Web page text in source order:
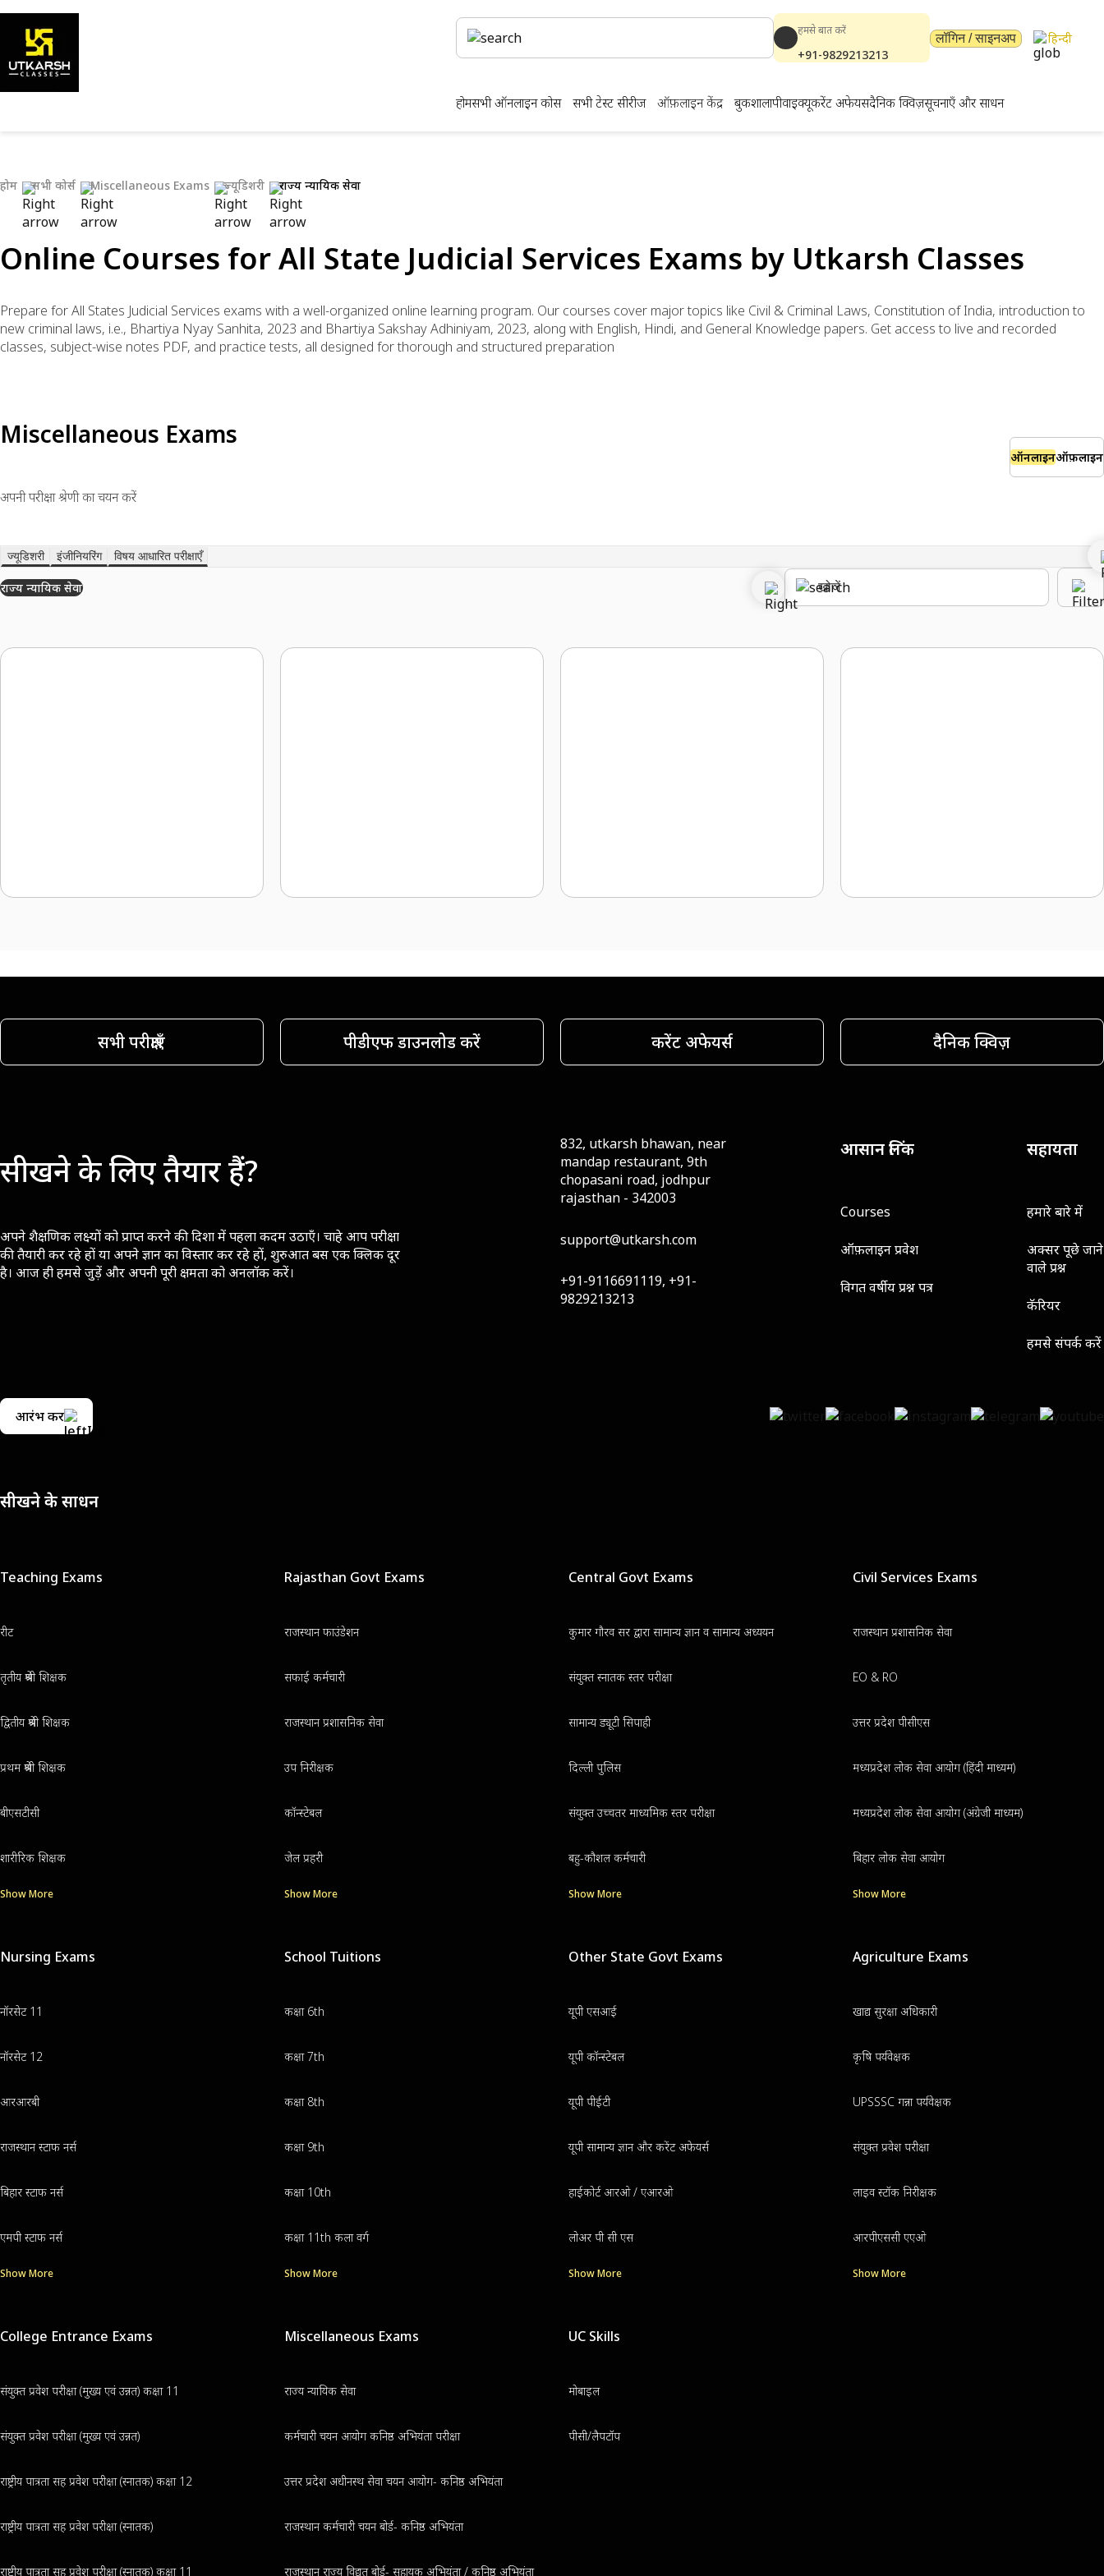
हमसे बात करें
+91-9829213213
लॉगिन / साइनअप हिन्दी
होमसभी ऑनलाइन कोर्स सभी टेस्ट सीरीज ऑफ़लाइन केंद्र बुकशालापीवाईक्यूकरेंट अफेयर्सदैनिक क्विज़सूचनाएँ और साधन
होम सभी कोर्स Miscellaneous Exams ज्यूडिशरी राज्य न्यायिक सेवा
Online Courses for All State Judicial Services Exams by Utkarsh Classes
Prepare for All States Judicial Services exams with a well-organized online learning program. Our courses cover major topics like Civil & Criminal Laws, Constitution of India, introduction to
new criminal laws, i.e., Bhartiya Nyay Sanhita, 2023 and Bhartiya Sakshay Adhiniyam, 2023, along with English, Hindi, and General Knowledge papers. Get access to live and recorded
classes, subject-wise notes PDF, and practice tests, all designed for thorough and structured preparation
Miscellaneous Exams
अपनी परीक्षा श्रेणी का चयन करें
ऑनलाइनऑफ़लाइन
ज्यूडिशरी इंजीनियरिंग विषय आधारित परीक्षाएँ
राज्य न्यायिक सेवा
सभी परीक्षाएँ पीडीएफ डाउनलोड करें करेंट अफेयर्स दैनिक क्विज़
सीखने के लिए तैयार हैं?
अपने शैक्षणिक लक्ष्यों को प्राप्त करने की दिशा में पहला कदम उठाएँ। चाहे आप परीक्षा
की तैयारी कर रहे हों या अपने ज्ञान का विस्तार कर रहे हों, शुरुआत बस एक क्लिक दूर
है। आज ही हमसे जुड़ें और अपनी पूरी क्षमता को अनलॉक करें।
832, utkarsh bhawan, near
mandap restaurant, 9th
chopasani road, jodhpur
rajasthan - 342003
support@utkarsh.com
+91-9116691119, +91-
9829213213
आसान लिंक
Courses
ऑफ़लाइन प्रवेश
विगत वर्षीय प्रश्न पत्र
सहायता
हमारे बारे में
अक्सर पूछे जाने
वाले प्रश्न
कॅरियर
हमसे संपर्क करें
आरंभ करें
सीखने के साधन
Teaching Exams
रीट
तृतीय श्रेणी शिक्षक
द्वितीय श्रेणी शिक्षक
प्रथम श्रेणी शिक्षक
बीएसटीसी
शारीरिक शिक्षक
Show More
Rajasthan Govt Exams
राजस्थान फाउंडेशन
सफाई कर्मचारी
राजस्थान प्रशासनिक सेवा
उप निरीक्षक
कॉन्स्टेबल
जेल प्रहरी
Show More
Central Govt Exams
कुमार गौरव सर द्वारा सामान्य ज्ञान व सामान्य अध्ययन
संयुक्त स्नातक स्तर परीक्षा
सामान्य ड्यूटी सिपाही
दिल्ली पुलिस
संयुक्त उच्चतर माध्यमिक स्तर परीक्षा
बहु-कौशल कर्मचारी
Show More
Civil Services Exams
राजस्थान प्रशासनिक सेवा
EO & RO
उत्तर प्रदेश पीसीएस
मध्यप्रदेश लोक सेवा आयोग (हिंदी माध्यम)
मध्यप्रदेश लोक सेवा आयोग (अंग्रेजी माध्यम)
बिहार लोक सेवा आयोग
Show More
Nursing Exams
नॉरसेट 11
नॉरसेट 12
आरआरबी
राजस्थान स्टाफ नर्स
बिहार स्टाफ नर्स
एमपी स्टाफ नर्स
Show More
School Tuitions
कक्षा 6th
कक्षा 7th
कक्षा 8th
कक्षा 9th
कक्षा 10th
कक्षा 11th कला वर्ग
Show More
Other State Govt Exams
यूपी एसआई
यूपी कॉन्स्टेबल
यूपी पीईटी
यूपी सामान्य ज्ञान और करेंट अफेयर्स
हाईकोर्ट आरओ / एआरओ
लोअर पी सी एस
Show More
Agriculture Exams
खाद्य सुरक्षा अधिकारी
कृषि पर्यवेक्षक
UPSSSC गन्ना पर्यवेक्षक
संयुक्त प्रवेश परीक्षा
लाइव स्टॉक निरीक्षक
आरपीएससी एएओ
Show More
College Entrance Exams
संयुक्त प्रवेश परीक्षा (मुख्य एवं उन्नत) कक्षा 11
संयुक्त प्रवेश परीक्षा (मुख्य एवं उन्नत)
राष्ट्रीय पात्रता सह प्रवेश परीक्षा (स्नातक) कक्षा 12
राष्ट्रीय पात्रता सह प्रवेश परीक्षा (स्नातक)
राष्ट्रीय पात्रता सह प्रवेश परीक्षा (स्नातक) कक्षा 11
Miscellaneous Exams
राज्य न्यायिक सेवा
कर्मचारी चयन आयोग कनिष्ठ अभियंता परीक्षा
उत्तर प्रदेश अधीनस्थ सेवा चयन आयोग- कनिष्ठ अभियंता
राजस्थान कर्मचारी चयन बोर्ड- कनिष्ठ अभियंता
राजस्थान राज्य विद्युत बोर्ड- सहायक अभियंता / कनिष्ठ अभियंता
UC Skills
मोबाइल
पीसी/लैपटॉप